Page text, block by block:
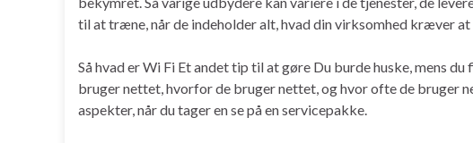
til at træne, når de indeholder alt, hvad din virksomhed kræver
Så hvad er Wi Fi Et andet tip til at gøre Du burde huske, mens
bruger nettet, hvorfor de bruger nettet, og hvor ofte de bruger
aspekter, når du tager en se på en servicepakke.